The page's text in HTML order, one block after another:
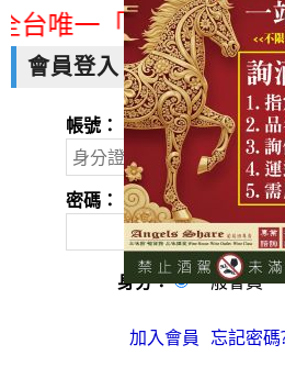
台唯一「水平及垂直
會員登入
帳號：
密碼：
身分： 一般會員
加入會員 忘記密碼